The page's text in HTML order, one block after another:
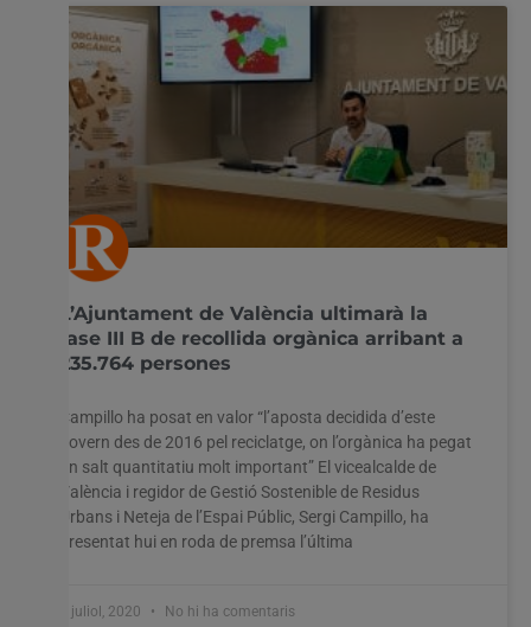
L’Ajuntament de València ultimarà la
fase III B de recollida orgànica arribant a
235.764 persones
Campillo ha posat en valor “l’aposta decidida d’este
govern des de 2016 pel reciclatge, on l’orgànica ha pegat
un salt quantitatiu molt important” El vicealcalde de
València i regidor de Gestió Sostenible de Residus
Urbans i Neteja de l’Espai Públic, Sergi Campillo, ha
presentat hui en roda de premsa l’última
1 juliol, 2020 No hi ha comentaris